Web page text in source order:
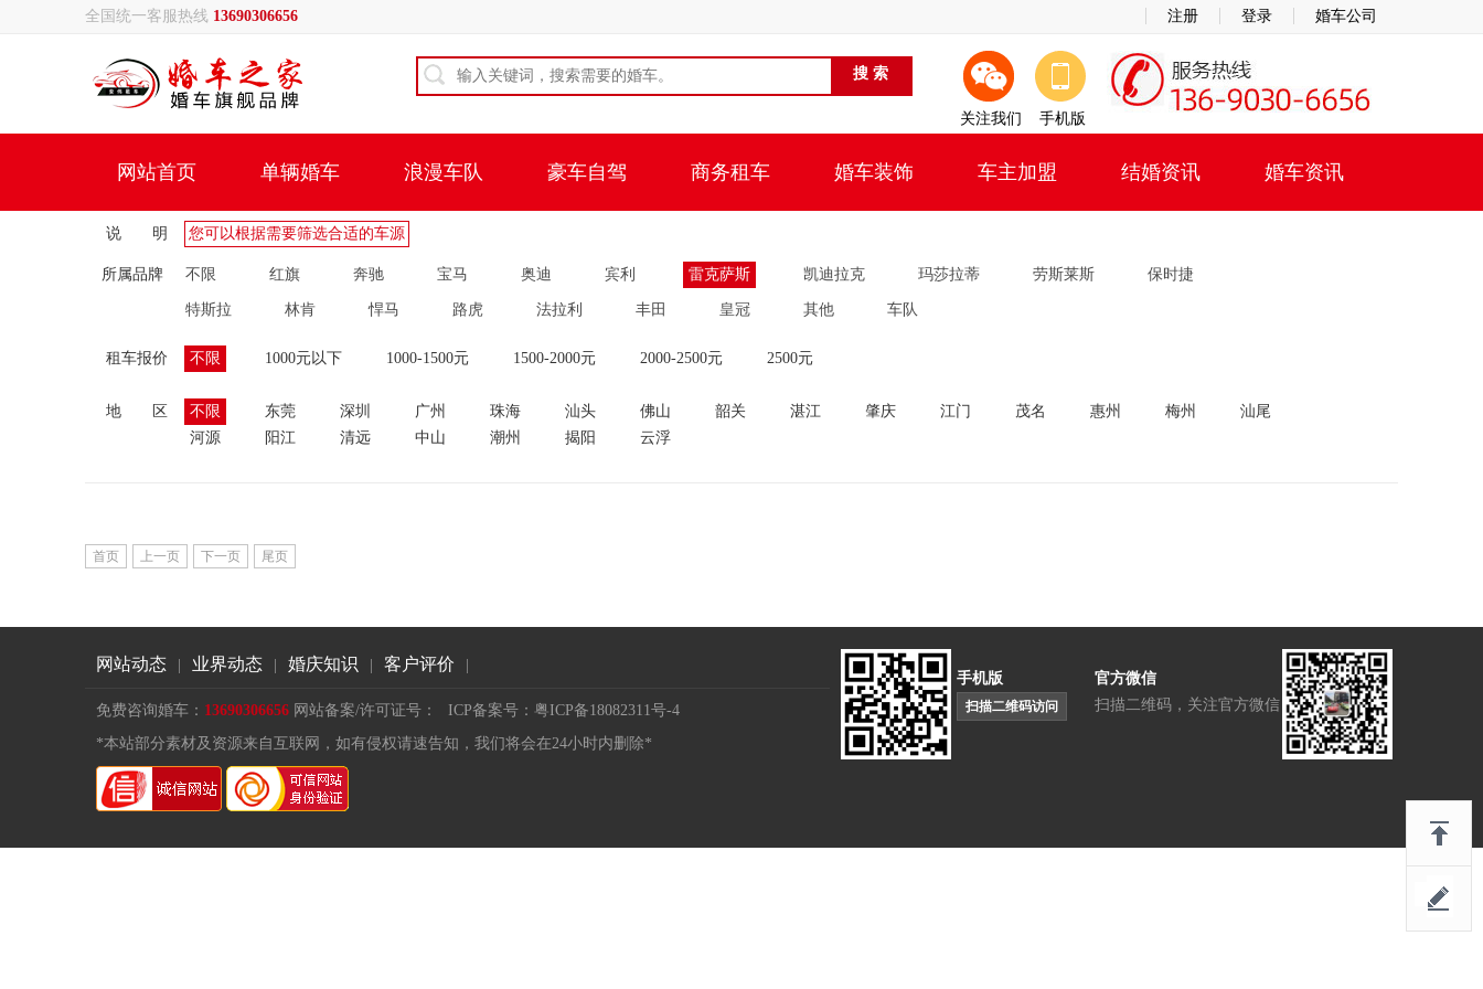
全国统一客服热线 13690306656 注册 登录 婚车公司
关注我们 手机版
网站首页 单辆婚车 浪漫车队 豪车自驾 商务租车 婚车装饰 车主加盟 结婚资讯 婚车资讯
说 明 您可以根据需要筛选合适的车源
所属品牌 不限 红旗 奔驰 宝马 奥迪 宾利 雷克萨斯 凯迪拉克 玛莎拉蒂 劳斯莱斯 保时捷
特斯拉 林肯 悍马 路虎 法拉利 丰田 皇冠 其他 车队
租车报价 不限 1000元以下 1000-1500元 1500-2000元 2000-2500元 2500元
地 区 不限 东莞 深圳 广州 珠海 汕头 佛山 韶关 湛江 肇庆 江门 茂名 惠州 梅州
汕尾
河源
阳江 清远 中山 潮州 揭阳 云浮
首页 上一页 下一页 尾页
网站动态 业界动态 婚庆知识 客户评价
免费咨询婚车： 13690306656 网站备案/许可证号：
ICP备案号：粤ICP备18082311号-4
*本站部分素材及资源来自互联网，如有侵权请速告知，我们将会在24小时内删除*
手机版
扫描二维码访问
官方微信
扫描二维码，关注官方微信